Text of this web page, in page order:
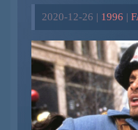
2020-12-26 | 1996 |